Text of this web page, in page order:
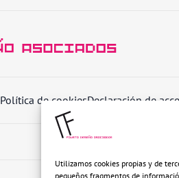
Utilizamos cookies propias y de
pequeños fragmentos de
Política de cookiesDeclaración de